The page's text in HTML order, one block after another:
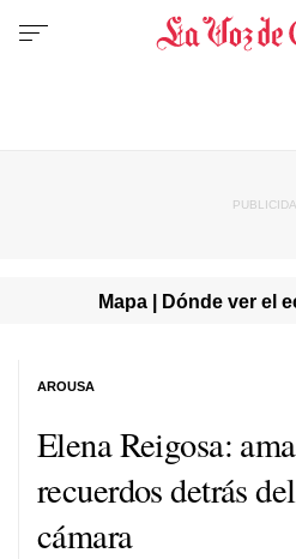
Mapa | Dónde ver el
Elena Reigosa:
recuerdos detrás
cámara
AROUSA